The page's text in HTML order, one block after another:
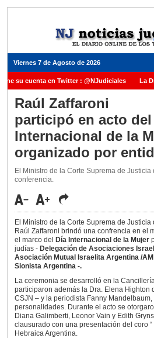
Viernes 7 de Agosto de 2026
su cuenta en Twitter : @NJudiciales La
Justicia de la Nación una medalla al Dr. Raul
Carles para cubrir vacante en la Corte
ante el Juez Daniel Rafecas
Raúl Zaffaroni
participó en acto del
Internacional de la
organizado por
El Ministro de la Corte Suprema de
conferencia.
El Ministro de la Corte Suprema de
Raúl Zaffaroni brindó una confrencia en el
el marco del
Día Internacional de la Mujer
judías - Delegación de Asociaciones
Asociación Mutual Israelita Argentina /
Sionista Argentina -.
La ceremonia se desarrolló en la
participaron además la Dra. Elena Highton
CSJN – y la periodista Fanny
personalidades. Durante el acto se
Diana Galimberti, Leonor Vain y Edith
clausurado con una presentación del coro “
Hebraica Argentina.